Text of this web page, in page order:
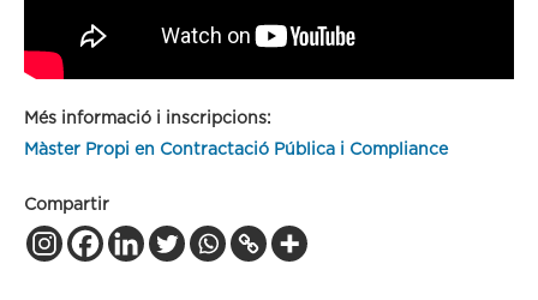
Més informació i inscripcions:
Màster Propi en Contractació Pública i Compliance
Compartir